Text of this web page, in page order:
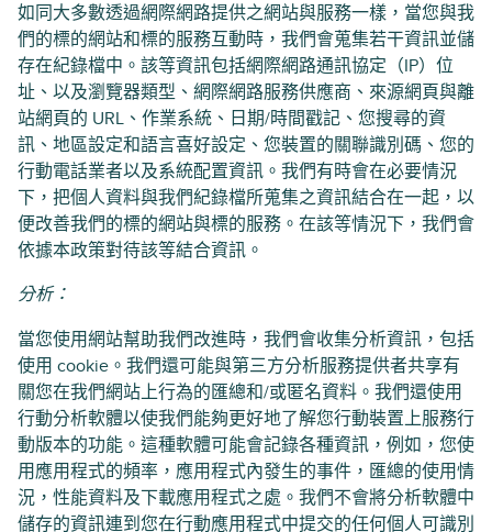
如同大多數透過網際網路提供之網站與服務一樣，當您與我
們的標的網站和標的服務互動時，我們會蒐集若干資訊並儲
存在紀錄檔中。該等資訊包括網際網路通訊協定（IP）位
址、以及瀏覽器類型、網際網路服務供應商、來源網頁與離
站網頁的 URL、作業系統、日期/時間戳記、您搜尋的資
訊、地區設定和語言喜好設定、您裝置的關聯識別碼、您的
行動電話業者以及系統配置資訊。我們有時會在必要情況
下，把個人資料與我們紀錄檔所蒐集之資訊結合在一起，以
便改善我們的標的網站與標的服務。在該等情況下，我們會
依據本政策對待該等結合資訊。
分析：
當您使用網站幫助我們改進時，我們會收集分析資訊，包括
使用 cookie。我們還可能與第三方分析服務提供者共享有
關您在我們網站上行為的匯總和/或匿名資料。我們還使用
行動分析軟體以​​使我們能夠更好地了解您行動裝置上服務行
動版本的功能。這種軟體可能會記錄各種資訊，例如，您使
用應用程式的頻率，應用程式內發生的事件，匯總的使用情
況，性能資料及下載應用程式之處。我們不會將分析軟體中
儲存的資訊連到您在行動應用程式中提交的任何個人可識別